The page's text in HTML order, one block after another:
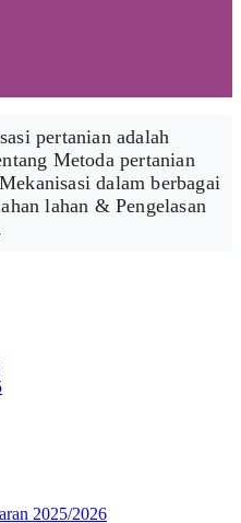
pertanian adalah
Metoda pertanian
dalam berbagai
lahan & Pengelasan
2025/2026